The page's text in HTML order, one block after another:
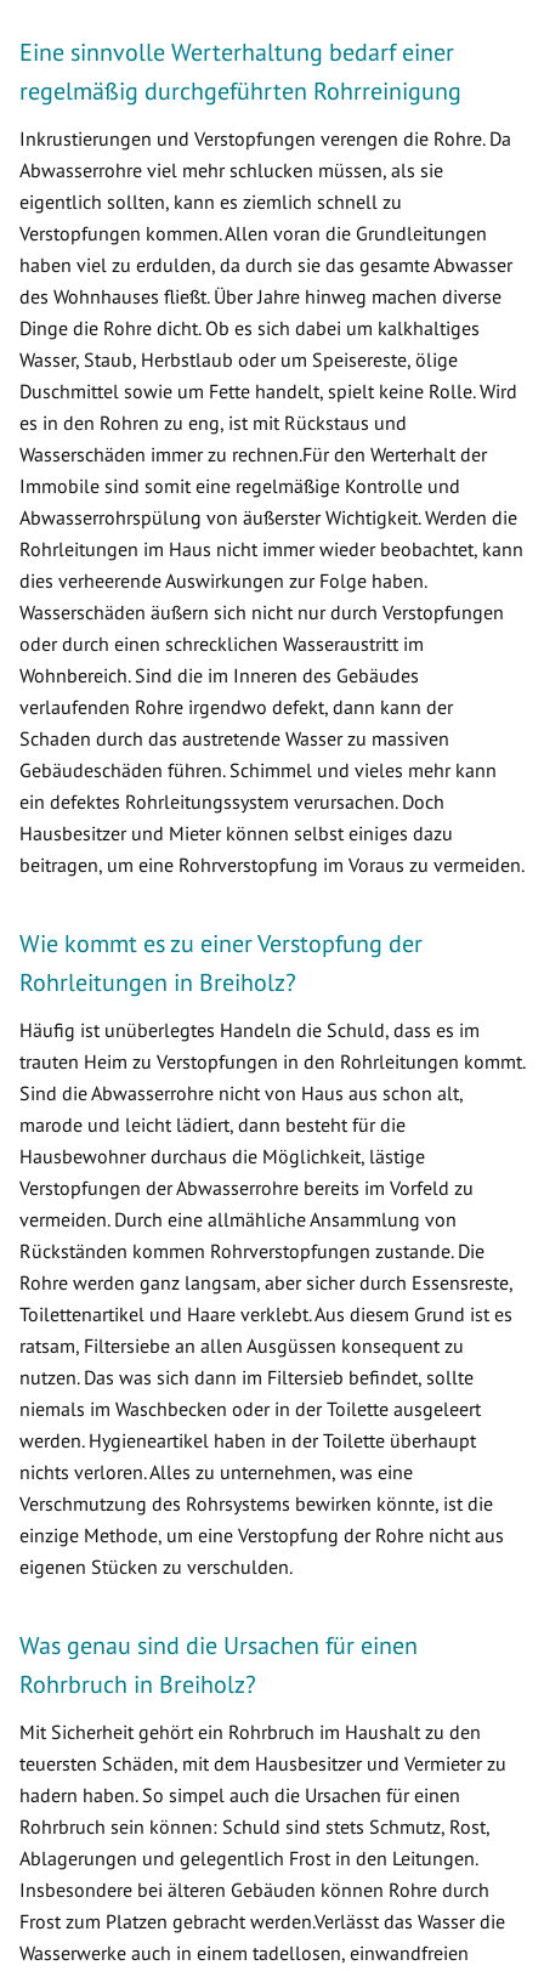
Eine sinnvolle Werterhaltung bedarf einer
regelmäßig durchgeführten Rohrreinigung
Inkrustierungen und Verstopfungen verengen die Rohre. Da
Abwasserrohre viel mehr schlucken müssen, als sie
eigentlich sollten, kann es ziemlich schnell zu
Verstopfungen kommen. Allen voran die Grundleitungen
haben viel zu erdulden, da durch sie das gesamte Abwasser
des Wohnhauses fließt. Über Jahre hinweg machen diverse
Dinge die Rohre dicht. Ob es sich dabei um kalkhaltiges
Wasser, Staub, Herbstlaub oder um Speisereste, ölige
Duschmittel sowie um Fette handelt, spielt keine Rolle. Wird
es in den Rohren zu eng, ist mit Rückstaus und
Wasserschäden immer zu rechnen.Für den Werterhalt der
Immobile sind somit eine regelmäßige Kontrolle und
Abwasserrohrspülung von äußerster Wichtigkeit. Werden die
Rohrleitungen im Haus nicht immer wieder beobachtet, kann
dies verheerende Auswirkungen zur Folge haben.
Wasserschäden äußern sich nicht nur durch Verstopfungen
oder durch einen schrecklichen Wasseraustritt im
Wohnbereich. Sind die im Inneren des Gebäudes
verlaufenden Rohre irgendwo defekt, dann kann der
Schaden durch das austretende Wasser zu massiven
Gebäudeschäden führen. Schimmel und vieles mehr kann
ein defektes Rohrleitungssystem verursachen. Doch
Hausbesitzer und Mieter können selbst einiges dazu
beitragen, um eine Rohrverstopfung im Voraus zu vermeiden.
Wie kommt es zu einer Verstopfung der
Rohrleitungen in Breiholz?
Häufig ist unüberlegtes Handeln die Schuld, dass es im
trauten Heim zu Verstopfungen in den Rohrleitungen kommt.
Sind die Abwasserrohre nicht von Haus aus schon alt,
marode und leicht lädiert, dann besteht für die
Hausbewohner durchaus die Möglichkeit, lästige
Verstopfungen der Abwasserrohre bereits im Vorfeld zu
vermeiden. Durch eine allmähliche Ansammlung von
Rückständen kommen Rohrverstopfungen zustande. Die
Rohre werden ganz langsam, aber sicher durch Essensreste,
Toilettenartikel und Haare verklebt. Aus diesem Grund ist es
ratsam, Filtersiebe an allen Ausgüssen konsequent zu
nutzen. Das was sich dann im Filtersieb befindet, sollte
niemals im Waschbecken oder in der Toilette ausgeleert
werden. Hygieneartikel haben in der Toilette überhaupt
nichts verloren. Alles zu unternehmen, was eine
Verschmutzung des Rohrsystems bewirken könnte, ist die
einzige Methode, um eine Verstopfung der Rohre nicht aus
eigenen Stücken zu verschulden.
Was genau sind die Ursachen für einen
Rohrbruch in Breiholz?
Mit Sicherheit gehört ein Rohrbruch im Haushalt zu den
teuersten Schäden, mit dem Hausbesitzer und Vermieter zu
hadern haben. So simpel auch die Ursachen für einen
Rohrbruch sein können: Schuld sind stets Schmutz, Rost,
Ablagerungen und gelegentlich Frost in den Leitungen.
Insbesondere bei älteren Gebäuden können Rohre durch
Frost zum Platzen gebracht werden.Verlässt das Wasser die
Wasserwerke auch in einem tadellosen, einwandfreien